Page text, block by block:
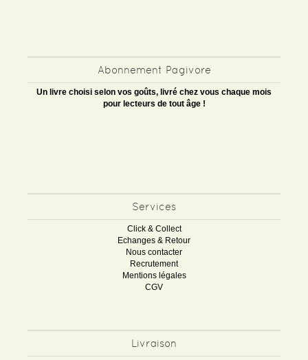
Abonnement Pagivore
Un livre choisi selon vos goûts, livré chez vous chaque mois
pour lecteurs de tout âge !
Services
Click & Collect
Echanges & Retour
Nous contacter
Recrutement
Mentions légales
CGV
Livraison